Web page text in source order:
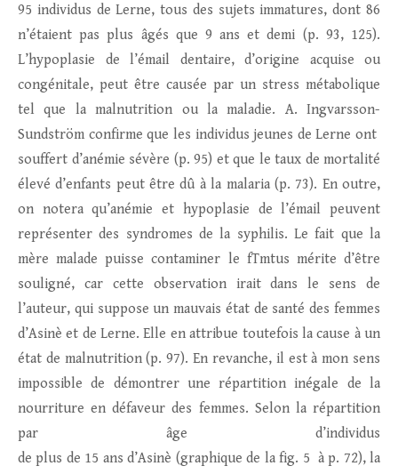
95 individus de Lerne, tous des sujets immatures, dont 86
n’étaient pas plus âgés que 9 ans et demi (p. 93, 125).
L’hypoplasie de l’émail dentaire, d’origine acquise ou
congénitale, peut être causée par un stress métabolique
tel que la malnutrition ou la maladie. A. Ingvarsson-
Sundström confirme que les individus jeunes de Lerne ont
souffert d’anémie sévère (p. 95) et que le taux de mortalité
élevé d’enfants peut être dû à la malaria (p. 73). En outre,
on notera qu’anémie et hypoplasie de l’émail peuvent
représenter des syndromes de la syphilis. Le fait que la
mère malade puisse contaminer le fTmtus mérite d’être
souligné, car cette observation irait dans le sens de
l’auteur, qui suppose un mauvais état de santé des femmes
d’Asinè et de Lerne. Elle en attribue toutefois la cause à un
état de malnutrition (p. 97). En revanche, il est à mon sens
impossible de démontrer une répartition inégale de la
nourriture en défaveur des femmes. Selon la répartition
par âge d’individus
de plus de 15 ans d’Asinè (graphique de la fig. 5 à p. 72), la